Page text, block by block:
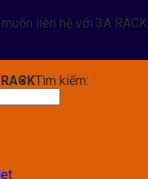
liên hệ với 3A RACK
Tìm kiếm: